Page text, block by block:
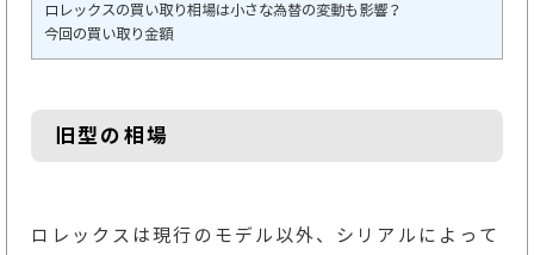
ロレックスの買い取り相場は小さな為替の変動も影響？
今回の買い取り金額
旧型の相場
ロレックスは現行のモデル以外、シリアルによって